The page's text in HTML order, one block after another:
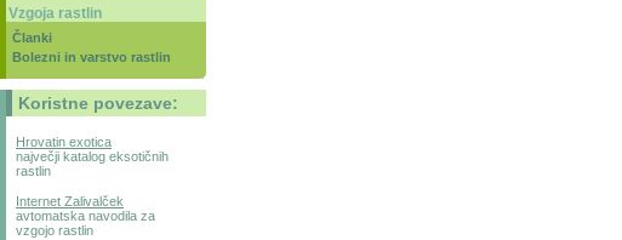
Vzgoja rastlin
Članki
Bolezni in varstvo rastlin
Koristne povezave:
Hrovatin exotica
največji katalog eksotičnih
rastlin
Internet Zalivalček
avtomatska navodila za
vzgojo rastlin